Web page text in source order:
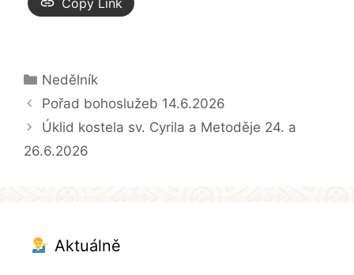
Copy Link
Rubriky
Nedělník
Pořad bohoslužeb 14.6.2026
Úklid kostela sv. Cyrila a Metoděje 24. a
26.6.2026
Aktuálně